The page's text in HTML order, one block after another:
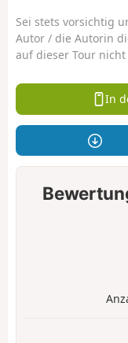
Sei stets vorsichtig
Autor / die Autorin
auf dieser Tour
In